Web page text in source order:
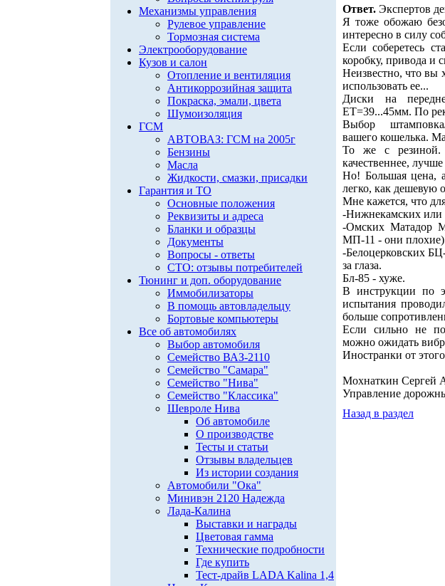
Механизмы управления
Рулевое управление
Тормозная система
Электрооборудование
Кузов и салон
Отопление и вентиляция
Антикоррозийная защита
Покраска, эмали, цвета
Шумоизоляция
ГСМ
АВТОВАЗ: ГСМ на 2005г
Бензины
Масла
Жидкости, смазки, присадки
Гарантия и ТО
Основные положения
Реквизиты и адреса
Бланки и образцы
Документы
Вопросы - ответы
СТО: отзывы потребителей
Тюнинг и доп. оборудование
Иммобилизаторы
В помощь автовладельцу
Бортовые компьютеры
Все об автомобилях
Выбор автомобиля
Семейство ВАЗ-2110
Семейство "Самара"
Семейство "Нива"
Семейство "Классика"
Шевроле Нива
Об автомобиле
О производстве
Тесты и статьи
Отзывы владельцев
Из истории создания
Автомобили "Ока"
Минивэн 2120 Надежда
Лада-Калина
Выставки и награды
Цветовая гамма
Технические подробности
Где купить
Тест-драйв LADA Kalina 1,4
Ответ. Экспертов
Я тоже обожаю
интересно в силу
Если соберетесь
коробку, привода и
Неизвестно, что вы
использовать ее...
Диски на
ET=39...45мм. По
Выбор штамповка/
вашего кошелька.
То же с резиной.
качественнее,
Но! Большая цена,
легко, как дешевую
Мне кажется, что
-Нижнекамских или
-Омских Матадор
МП-11 - они
-Белоцерковских
за глаза.
Бл-85 - хуже.
В инструкции по
испытания
больше
Если сильно не
можно ожидать
Иностранки от
Мохнаткин Сергей
Управление
Назад в раздел